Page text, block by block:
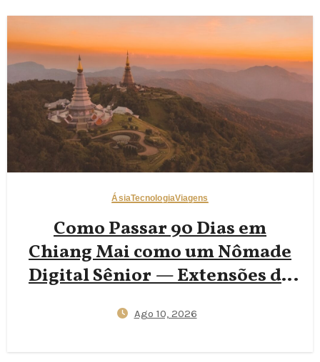
ÁsiaTecnologiaViagens
Como Passar 90 Dias em
Chiang Mai como um Nômade
Digital Sênior — Extensões de
฿18.000 e Seguro de Saúde
Ago 10, 2026